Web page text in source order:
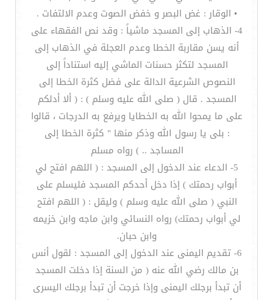
• الوقار : غض البصر و خفض الصوت وعدم الالتفات .
4- الذهاب إلى المسجد ماشياً : وقد نص الفقهاء على
أنه يسن مقاربة الخطا وعدم العجلة في الذهاب إلى
المسجد لتكثر حسنات الماشي إليه استناداً إلى
النصوص الشرعية الدالة على فضل كثرة الخطا إلى
المسجد . قال ( صلى الله عليه وسلم ) : ( ألا أدلكم
على ما يمحوا الله به الخطايا ويرفع به الدرجات ، قالوا
: بلى يا رسول الله وذكر منها " كثرة الخطا إلى
المساجد .. ) رواه مسلم
5- الدعاء عند الدخول إلى المسجد : ( اللهم افتح لي
أبواب رحمتك ) إذا دخل أحدكم المسجد فليسلم على
النبي ( صلى الله عليه وسلم ) وليقل : ( اللهم افتح
لي أبواب رحمتك) رواه النسائي وابن ماجه وابن خزيمه
وابن حبان.
6- تقديم اليمنى عند الدخول إلى المسجد : لقول أنس
بن مالك رضي الله عنه ( من السنة إذا دخلت المسجد
أن تبدأ برجلك اليمنى وإذا خرجت أن تبدأ برجلك اليسرى